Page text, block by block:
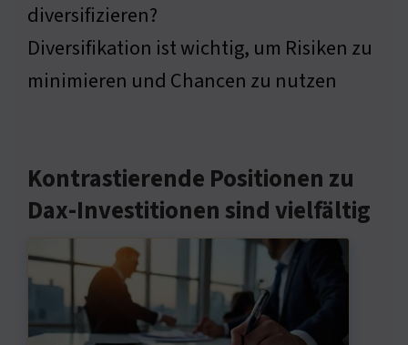
diversifizieren?
Diversifikation ist wichtig, um Risiken zu
minimieren und Chancen zu nutzen
Kontrastierende Positionen zu
Dax-Investitionen sind vielfältig